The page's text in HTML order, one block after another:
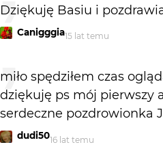
Dziękuję Basiu i
Canigggia15 lat temu
miło spędziłem czas
dziękuję ps mój pierwszy
serdeczne pozdrowionka
dudi5016 lat temu